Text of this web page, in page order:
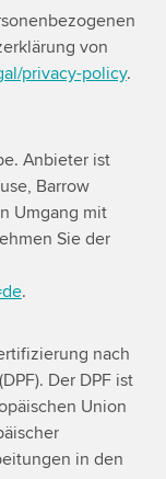
von
privacy-policy.
Anbieter ist
Barrow
Umgang mit
Sie der
.
nach
Der DPF ist
Union
in den